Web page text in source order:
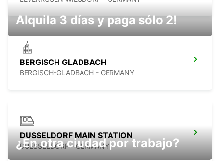
BERGISCH GLADBACH
BERGISCH-GLADBACH - GERMANY
DUSSELDORF MAIN STATION
DUESSELDORF - GERMANY
Alquila 3 días y paga sólo 2!
¿En otra ciudad por trabajo?